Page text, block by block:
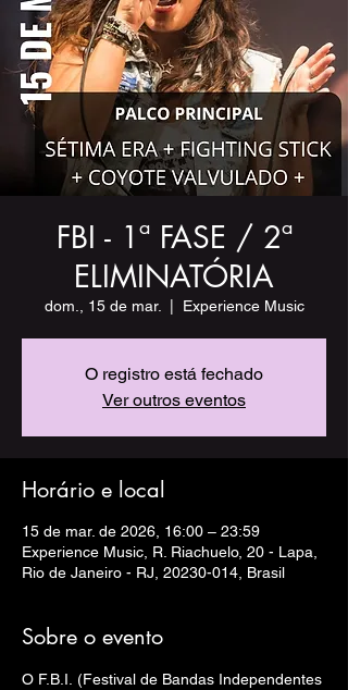
FBI - 1ª FASE / 2ª
ELIMINATÓRIA
dom., 15 de mar. Experience Music
O registro está fechado
Ver outros eventos
Horário e local
15 de mar. de 2026, 16:00 – 23:59
Experience Music, R. Riachuelo, 20 - Lapa,
Rio de Janeiro - RJ, 20230-014, Brasil
Sobre o evento
O F.B.I. (Festival de Bandas Independentes